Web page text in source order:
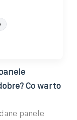
Co warto
panele